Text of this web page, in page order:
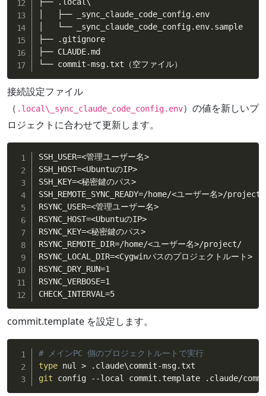
├── .local\
│   ├── _sync_claude_code_config.env
│   └── _sync_claude_code_config.env.sample
├── .gitignore
├── CLAUDE.md
└── commit-msg.txt（空ファイル）
接続設定ファイル
（ .local\_sync_claude_code_config.env）の値を新しいプ
ロジェクトに合わせて更新します。
SSH_USER=<管理ユーザー名>
SSH_HOST=<UbuntuのIP>
SSH_KEY=<秘密鍵のパス>
SSH_REMOTE_SYNC_READY=/home/<ユーザー名>/
RSYNC_USER=<管理ユーザー名>
RSYNC_HOST=<UbuntuのIP>
RSYNC_KEY=<秘密鍵のパス>
RSYNC_REMOTE_DIR=/home/<ユーザー名>/project/
RSYNC_LOCAL_DIR=<Cygwinパスのプロジェクトルート>
RSYNC_DRY_RUN=1
RSYNC_VERBOSE=1
CHECK_INTERVAL=5
commit.template を設定します。
# メインPC 側のプロジェクトルートで実行
type nul >
git config --local commit.template .claude/